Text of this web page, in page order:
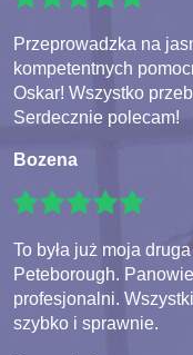
Przeprowadzka na
kompetentnych
Oskar! Wszystko
Serdecznie polecam!
Bozena
To była już moja
Peteborough.
profesjonalni.
szybko i sprawnie.